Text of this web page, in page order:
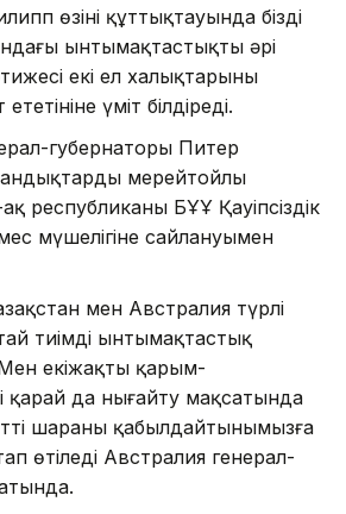
өзінің құттық­тауын­да біздің
ынтымақ­тастықты әрі
екі ел халықтарының
үміт білдіреді.
губернаторы Питер
мерейтойлы
республиканың БҰҰ Қауіпсіздік
мүшелігіне сайлануымен
мен Австра­лия түрлі
тиімді ынты­мақ­тастық
екіжақты қарым-
қарай да нығайту мақса­тында
шараны қабыл­дайтынымызға
өтіледі Австралия генерал-